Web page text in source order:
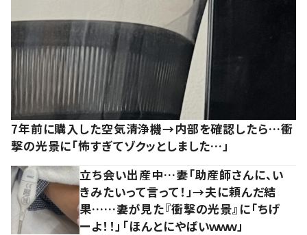
7年前に購入した空気清浄機→内部を確認したら…衝
撃の光景に「怖すぎてゾクッとしました…」
立ち会い出産中…妻「助産師さんに、い
きみたいって言って！」→夫に頼んだ結
果……妻が見た『衝撃の光景』に「ちげ
ーよ！！」「ほんとにやばいｗｗｗ」